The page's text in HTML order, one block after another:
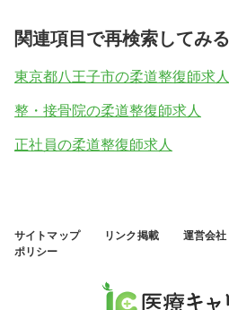
関連項目で再検索してみる
東京都八王子市の柔道整復師求人
整・接骨院の柔道整復師求人
正社員の柔道整復師求人
サイトマップ リンク掲載 運営会社
ポリシー